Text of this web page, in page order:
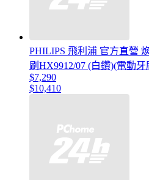
PHILIPS 飛利浦 官方直營
刷HX9912/07 (白鑽)(電動牙
$7,290
$10,410